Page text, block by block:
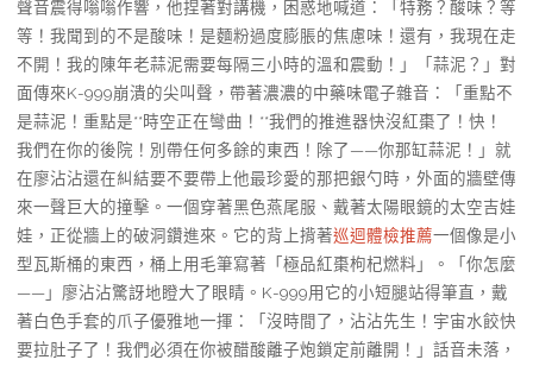
聲音震得嗡嗡作響，他捏著對講機，困惑地喊道：「特務？酸味？等
等！我聞到的不是酸味！是麵粉過度膨脹的焦慮味！還有，我現在走
不開！我的陳年老蒜泥需要每隔三小時的溫和震動！」「蒜泥？」對
面傳來K-999崩潰的尖叫聲，帶著濃濃的中藥味電子雜音：「重點不
是蒜泥！重點是**時空正在彎曲！**我們的推進器快沒紅棗了！快！
我們在你的後院！別帶任何多餘的東西！除了——你那缸蒜泥！」就
在廖沾沾還在糾結要不要帶上他最珍愛的那把銀勺時，外面的牆壁傳
來一聲巨大的撞擊。一個穿著黑色燕尾服、戴著太陽眼鏡的太空吉娃
娃，正從牆上的破洞鑽進來。它的背上揹著巡迴體檢推薦一個像是小
型瓦斯桶的東西，桶上用毛筆寫著「極品紅棗枸杞燃料」。「你怎麼
——」廖沾沾驚訝地瞪大了眼睛。K-999用它的小短腿站得筆直，戴
著白色手套的爪子優雅地一揮：「沒時間了，沾沾先生！宇宙水餃快
要拉肚子了！我們必須在你被醋酸離子炮鎖定前離開！」話音未落，